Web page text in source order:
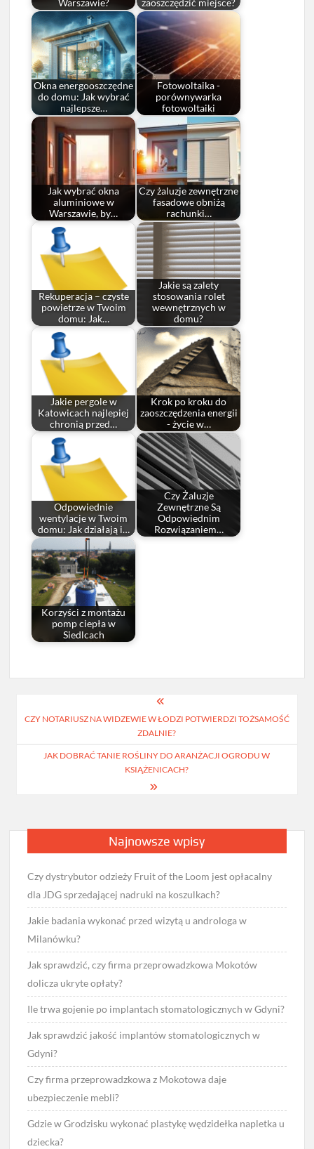
Warszawie? zaoszczędzić miejsce?
Okna energooszczędne
do domu: Jak wybrać
najlepsze…
Fotowoltaika -
porównywarka
fotowoltaiki
Jak wybrać okna
aluminiowe w
Warszawie, by…
Czy żaluzje zewnętrzne
fasadowe obniżą
rachunki…
Rekuperacja – czyste
powietrze w Twoim
domu: Jak…
Jakie są zalety
stosowania rolet
wewnętrznych w
domu?
Jakie pergole w
Katowicach najlepiej
chronią przed…
Krok po kroku do
zaoszczędzenia energii
- życie w…
Odpowiednie
wentylacje w Twoim
domu: Jak działają i…
Czy Żaluzje
Zewnętrzne Są
Odpowiednim
Rozwiązaniem…
Korzyści z montażu
pomp ciepła w
Siedlcach
wpisu
CZY NOTARIUSZ NA WIDZEWIE W ŁODZI POTWIERDZI TOŻSAMOŚĆ
ZDALNIE?
JAK DOBRAĆ TANIE ROŚLINY DO ARANŻACJI OGRODU W
KSIĄŻENICACH?
Najnowsze wpisy
Czy dystrybutor odzieży Fruit of the Loom jest opłacalny
dla JDG sprzedającej nadruki na koszulkach?
Jakie badania wykonać przed wizytą u androloga w
Milanówku?
Jak sprawdzić, czy firma przeprowadzkowa Mokotów
dolicza ukryte opłaty?
Ile trwa gojenie po implantach stomatologicznych w Gdyni?
Jak sprawdzić jakość implantów stomatologicznych w
Gdyni?
Czy firma przeprowadzkowa z Mokotowa daje
ubezpieczenie mebli?
Gdzie w Grodzisku wykonać plastykę wędzidełka napletka u
dziecka?